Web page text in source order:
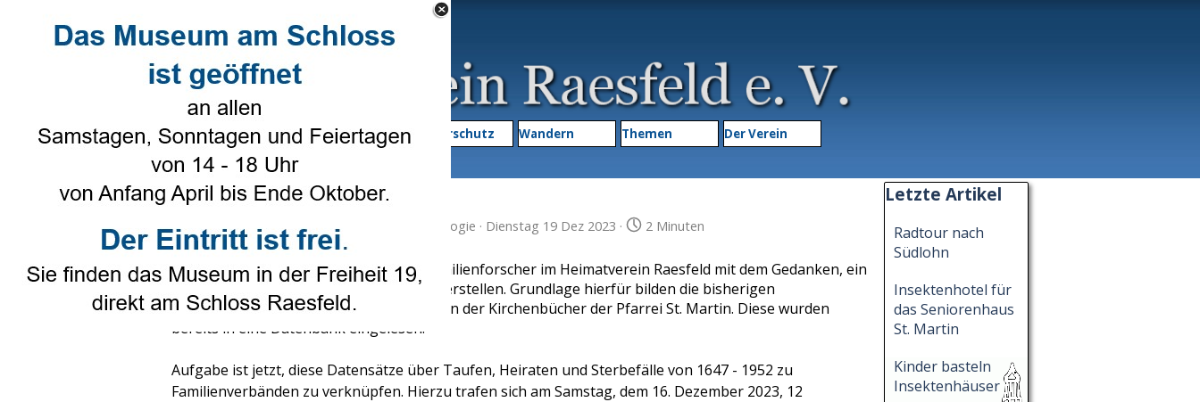
Select Language ▼
Menü überspringen
Heimatverein ▼Genealogie ▼ Naturschutz Wandern Themen ▼
Der Verein
Ortsfamilienbuch - OFB
Veröffentlicht von Karl-Heinz Tünte Genealogie · Dienstag 19 Dez 2023 ·
2 Minuten
Tags:Ortsfamilienbuch
Seit einiger Zeit beschäftigen sich die Familienforscher im Heimatverein Raesfeld mit dem Gedanken, ein
- OFB - für Raesfeld zu erstellen. Grundlage hierfür bilden die bisherigen
Forschungsergebnisse und die Abschriften der Kirchenbücher der Pfarrei St. Martin. Diese wurden
bereits in eine Datenbank eingelesen.
Aufgabe ist jetzt, diese Datensätze über Taufen, Heiraten und Sterbefälle von 1647 - 1952 zu
Familienverbänden zu verknüpfen. Hierzu trafen sich am Samstag, dem 16. Dezember 2023, 12
Block überspringen Letzte Artikel
Letzte Artikel
Radtour nach
Südlohn
Insektenhotel für
das Seniorenhaus
St. Martin
Kinder basteln
Insektenhäuser